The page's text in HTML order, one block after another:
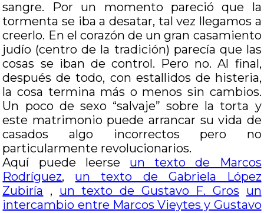
sangre. Por un momento pareció que la
tormenta se iba a desatar, tal vez llegamos a
creerlo. En el corazón de un gran casamiento
judío (centro de la tradición) parecía que las
cosas se iban de control. Pero no. Al final,
después de todo, con estallidos de histeria,
la cosa termina más o menos sin cambios.
Un poco de sexo “salvaje” sobre la torta y
este matrimonio puede arrancar su vida de
casados algo incorrectos pero no
particularmente revolucionarios.
Aquí puede leerse un texto de Marcos
Rodríguez, un texto de Gabriela López
Zubiría , un texto de Gustavo F. Gros un
intercambio entre Marcos Vieytes y Gustavo